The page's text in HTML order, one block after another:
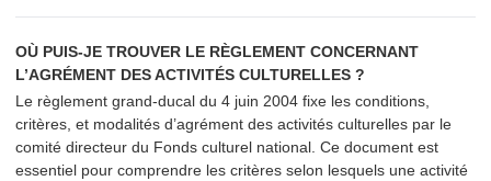
OÙ PUIS-JE TROUVER LE RÈGLEMENT CONCERNANT
L’AGRÉMENT DES ACTIVITÉS CULTURELLES ?
Le règlement grand-ducal du 4 juin 2004 fixe les conditions,
critères, et modalités d’agrément des activités culturelles par le
comité directeur du Fonds culturel national. Ce document est
essentiel pour comprendre les critères selon lesquels une activité